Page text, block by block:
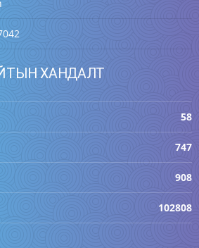
амын хоол тэжээл, хүнсний аюулгүй
2018/06/12ХАНДАЛТ
58
747
908
102808